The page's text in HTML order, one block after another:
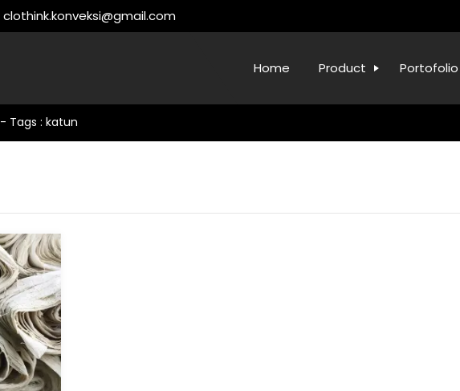
clothink.konveksi@gmail.com
Home Product Portofolio
- Tags : katun